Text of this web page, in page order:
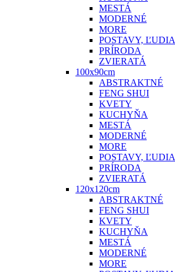
MESTÁ
MODERNÉ
MORE
POSTAVY, ĽUDIA
PRÍRODA
ZVIERATÁ
100x90cm
ABSTRAKTNÉ
FENG SHUI
KVETY
KUCHYŇA
MESTÁ
MODERNÉ
MORE
POSTAVY, ĽUDIA
PRÍRODA
ZVIERATÁ
120x120cm
ABSTRAKTNÉ
FENG SHUI
KVETY
KUCHYŇA
MESTÁ
MODERNÉ
MORE